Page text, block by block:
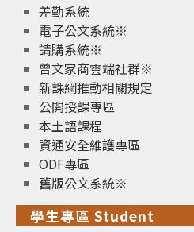
差勤系統
電子公文系統※
請購系統※
曾文家商雲端社群※
新課綱推動相關規定
公開授課專區
本土語課程
資通安全維護專區
ODF專區
舊版公文系統※
學生專區 Student